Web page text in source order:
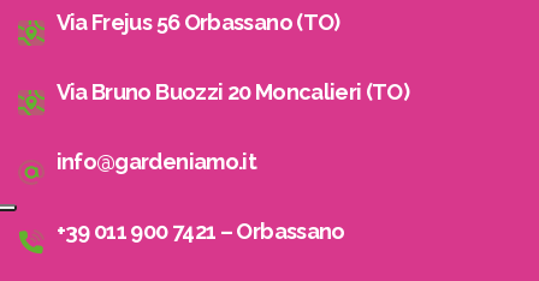
Via Frejus 56 Orbassano (TO)
Via Bruno Buozzi 20 Moncalieri (TO)
info@gardeniamo.it
+39 011 900 7421 – Orbassano